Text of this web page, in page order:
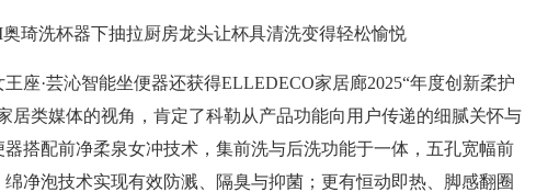
琦洗杯器下抽拉厨房龙头让杯具清洗变得轻松愉悦
座·芸沁智能坐便器还获得ELLEDECO家居廊2025“年度创新柔护
居类媒体的视角，肯定了科勒从产品功能向用户传递的细腻关怀与
搭配前净柔泉女冲技术，集前洗与后洗功能于一体，五孔宽幅前
净泡技术实现有效防溅、隔臭与抑菌；更有恒动即热、脚感翻圈